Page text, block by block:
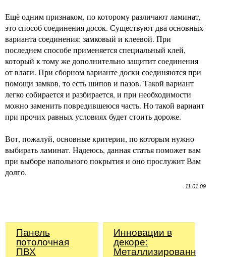
Ещё одним признаком, по которому различают ламинат,
это способ соединения досок. Существуют два основных
варианта соединения: замковый и клеевой. При
последнем способе применяется специальный клей,
который к тому же дополнительно защитит соединения
от влаги. При сборном варианте доски соединяются при
помощи замков, то есть шипов и пазов. Такой вариант
легко собирается и разбирается, и при необходимости
можно заменить повредившеюся часть. Но такой вариант
при прочих равных условиях будет стоить дороже.
Вот, пожалуй, основные критерии, по которым нужно
выбирать ламинат. Надеюсь, данная статья поможет вам
при выборе напольного покрытия и оно прослужит Вам
долго.
11.01.09
Панель
потолочная
ПВХ
Инновации в
декоре:
Металлизированные